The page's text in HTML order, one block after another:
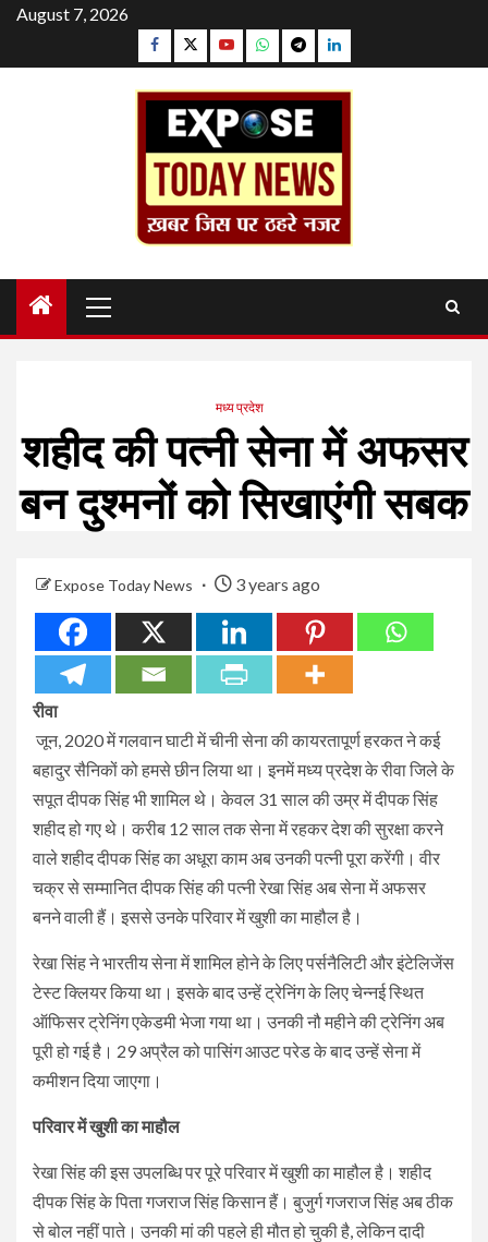
Skip
content
August 7, 2026
Facebook
TwitterYouTubeWhatsapp
TelegramLinkedin
Menu
मध्य प्रदेश
शहीद की पत्नी सेना में अफसर
बन दुश्मनों को सिखाएंगी सबक
Expose Today News 3 years ago
रीवा
जून, 2020 में गलवान घाटी में चीनी सेना की कायरतापूर्ण हरकत ने कई
बहादुर सैनिकों को हमसे छीन लिया था। इनमें मध्य प्रदेश के रीवा जिले के
सपूत दीपक सिंह भी शामिल थे। केवल 31 साल की उम्र में दीपक सिंह
शहीद हो गए थे। करीब 12 साल तक सेना में रहकर देश की सुरक्षा करने
वाले शहीद दीपक सिंह का अधूरा काम अब उनकी पत्नी पूरा करेंगी। वीर
चक्र से सम्मानित दीपक सिंह की पत्नी रेखा सिंह अब सेना में अफसर
बनने वाली हैं। इससे उनके परिवार में खुशी का माहौल है।
रेखा सिंह ने भारतीय सेना में शामिल होने के लिए पर्सनैलिटी और इंटेलिजेंस
टेस्ट क्लियर किया था। इसके बाद उन्हें ट्रेनिंग के लिए चेन्नई स्थित
ऑफिसर ट्रेनिंग एकेडमी भेजा गया था। उनकी नौ महीने की ट्रेनिंग अब
पूरी हो गई है। 29 अप्रैल को पासिंग आउट परेड के बाद उन्हें सेना में
कमीशन दिया जाएगा।
परिवार में खुशी का माहौल
रेखा सिंह की इस उपलब्धि पर पूरे परिवार में खुशी का माहौल है। शहीद
दीपक सिंह के पिता गजराज सिंह किसान हैं। बुजुर्ग गजराज सिंह अब ठीक
से बोल नहीं पाते। उनकी मां की पहले ही मौत हो चुकी है, लेकिन दादी